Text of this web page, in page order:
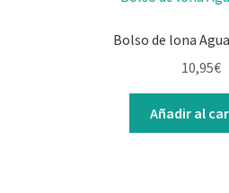
Bolso de lona
10,95€
Añadir al